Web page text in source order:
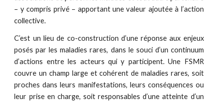
– y compris privé – apportant une valeur ajoutée à l’action
collective.
C’est un lieu de co-construction d’une réponse aux enjeux
posés par les maladies rares, dans le souci d’un continuum
d’actions entre les acteurs qui y participent. Une FSMR
couvre un champ large et cohérent de maladies rares, soit
proches dans leurs manifestations, leurs conséquences ou
leur prise en charge, soit responsables d’une atteinte d’un